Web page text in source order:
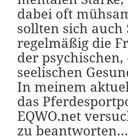
dabei oft
sollten sich auch
regelmäßig die
der psychischen,
seelischen
In meinem
das
EQWO.net
zu beantworten…